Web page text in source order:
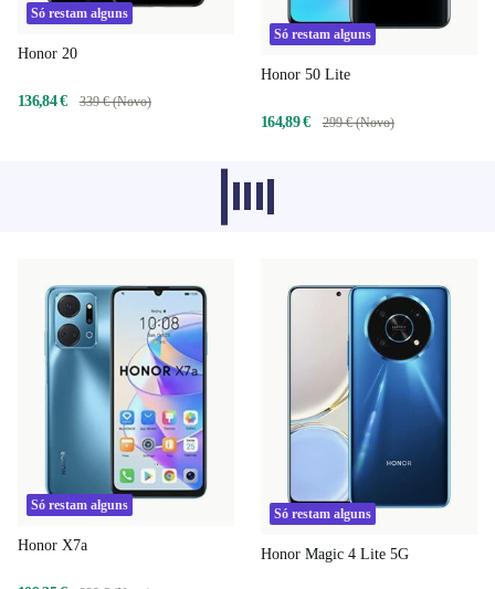
Só restam alguns
Honor 20
136,84 € 339 € (Novo)
Só restam alguns
Honor 50 Lite
164,89 € 299 € (Novo)
Os produtos recomendados de outras
categorias não estão a carregar de
Só restam alguns
Só restam alguns